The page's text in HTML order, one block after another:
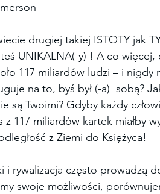
drugiej takiej ISTOTY jak
UNIKALNA(-y) ! A co
117 miliardów ludzi – i
na to, byś był (-a)  sobą?
są Twoimi? Gdyby każdy
117 miliardów kartek miałby
z Ziemi do Księżyca!
i rywalizacja często prowadzą
swoje możliwości,